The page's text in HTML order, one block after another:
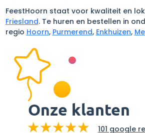
FeestHoorn staat voor kwaliteit en
Friesland . Te huren en bestellen in
regio Hoorn, Purmerend, Enkhuizen,
Onze klanten
101 google